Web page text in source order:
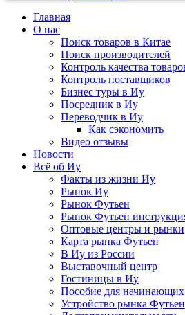
Главная
О нас
Поиск товаров в Китае
Поиск производителей
Контроль качества
Контроль поставщиков
Бизнес туры в Иу
Посредник в Иу
Переводчик в Иу
Как сэкономить
Видео отзывы
Новости
Всё об Иу
Факты из жизни Иу
Рынок Иу
Рынок Футьен
Рынок Футьен
Оптовые центры и рынки
Карта рынка Футьен
В Иу из России
Выставочный центр
Гостиницы в Иу
Пособие для начинающих
Устройство рынка Футьен